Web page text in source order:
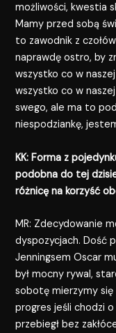
możliwości, kwestia
Mamy przed sobą
to zawodnik z
naprawdę ostro, by
wszystko co w
wszystko co w
swego, ale ma to
niespodziankę,
KK: Forma z
podobna do tej
różnicę na korzyść
MR: Zdecydowanie
dyspozycjach. Dość
Jenningsem Oscar
był mocny rywal,
sobotę mierzymy się
progres jeśli chodzi
przebiegł bez